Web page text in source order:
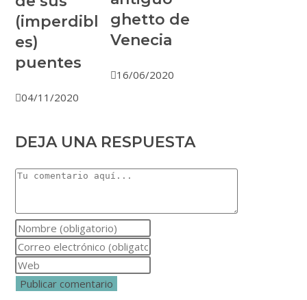
(imperdibl
es)
puentes
04/11/2020
ghetto de
Venecia
16/06/2020
DEJA UNA RESPUESTA
Comentario
Introduce
tu
nombre
o
nombre
Introduce
tu
dirección
Introduce
la